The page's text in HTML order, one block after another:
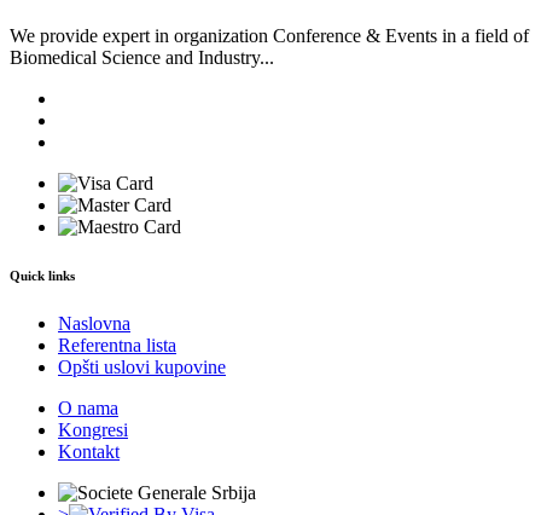
We provide expert in organization Conference & Events in a field of
Biomedical Science and Industry...
Quick links
Naslovna
Referentna lista
Opšti uslovi kupovine
O nama
Kongresi
Kontakt